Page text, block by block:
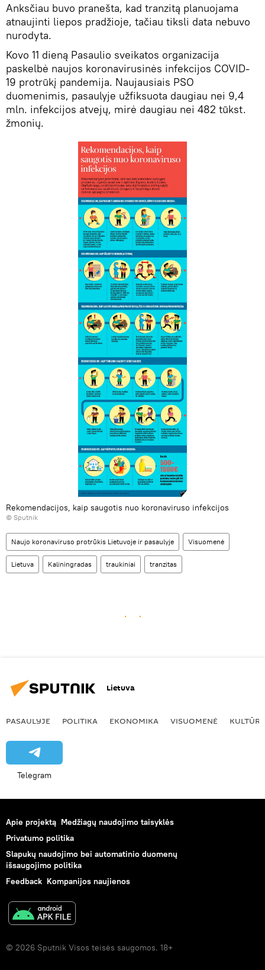
Anksčiau buvo pranešta, kad tranzitą planuojama
atnaujinti liepos pradžioje, tačiau tiksli data nebuvo
nurodyta.
Kovo 11 dieną Pasaulio sveikatos organizacija
paskelbė naujos koronavirusinės infekcijos COVID-
19 protrūkį pandemija. Naujausiais PSO
duomenimis, pasaulyje užfiksuota daugiau nei 9,4
mln. infekcijos atvejų, mirė daugiau nei 482 tūkst.
žmonių.
Rekomendacijos, kaip saugotis nuo koronaviruso infekcijos
© Sputnik
Naujo koronaviruso protrūkis Lietuvoje ir pasaulyje Visuomenė
Lietuva Kaliningradas traukiniai tranzitas
Lietuva
PASAULYJE POLITIKA EKONOMIKA VISUOMENĖ KULTŪRA
Telegram
Apie projektą Medžiagų naudojimo taisyklės
Privatumo politika
Slapukų naudojimo bei automatinio duomenų
išsaugojimo politika
Feedback Kompanijos naujienos
© 2026 Sputnik Visos teisės saugomos. 18+